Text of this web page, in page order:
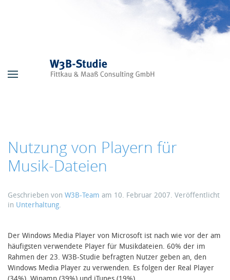
Nutzung von Playern für
Musik-Dateien
Geschrieben von W3B-Team am 10. Februar 2007. Veröffentlicht
in Unterhaltung.
Der Windows Media Player von Microsoft ist nach wie vor der am
häufigsten verwendete Player für Musikdateien. 60% der im
Rahmen der 23. W3B-Studie befragten Nutzer geben an, den
Windows Media Player zu verwenden. Es folgen der Real Player